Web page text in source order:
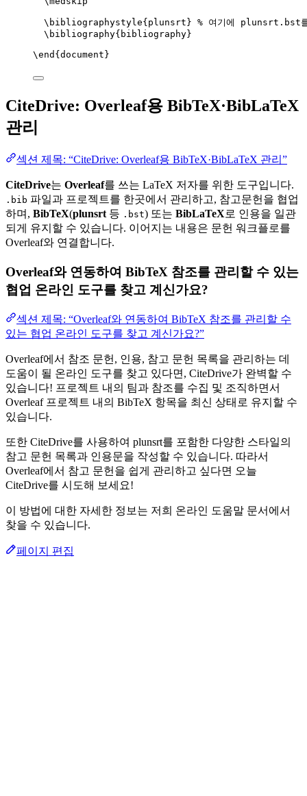
\bibliographystyle{plunsrt} % 여기에 plunsrt.bst를
\bibliography{bibliography}
\end { document }
CiteDrive: Overleaf용 BibTeX·BibLaTeX
관리
섹션 제목: “CiteDrive: Overleaf용 BibTeX·BibLaTeX 관리”
CiteDrive는 Overleaf를 쓰는 LaTeX 저자를 위한 도구입니다.
.bib 파일과 프로젝트를 한곳에서 관리하고, 참고문헌을 협업
하며, BibTeX(plunsrt 등 .bst) 또는 BibLaTeX로 인용을 일관
되게 유지할 수 있습니다. 이어지는 내용은 문헌 워크플로를
Overleaf와 연결합니다.
Overleaf와 연동하여 BibTeX 참조를 관리할 수 있는
협업 온라인 도구를 찾고 계신가요?
섹션 제목: “Overleaf와 연동하여 BibTeX 참조를 관리할 수
있는 협업 온라인 도구를 찾고 계신가요?”
Overleaf에서 참조 문헌, 인용, 참고 문헌 목록을 관리하는 데
도움이 될 온라인 도구를 찾고 있다면, CiteDrive가 완벽할 수
있습니다! 프로젝트 내의 팀과 참조를 수집 및 조직하면서
Overleaf 프로젝트 내의 BibTeX 항목을 최신 상태로 유지할 수
있습니다.
또한 CiteDrive를 사용하여 plunsrt를 포함한 다양한 스타일의
참고 문헌 목록과 인용문을 작성할 수 있습니다. 따라서
Overleaf에서 참고 문헌을 쉽게 관리하고 싶다면 오늘
CiteDrive를 시도해 보세요!
이 방법에 대한 자세한 정보는 저희 온라인 도움말 문서에서
찾을 수 있습니다.
페이지 편집